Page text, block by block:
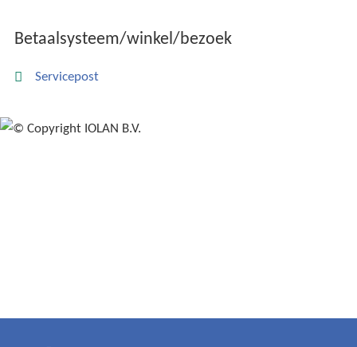
Betaalsysteem/winkel/bezoek
Servicepost